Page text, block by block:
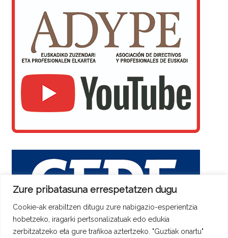
Zure pribatasuna errespetatzen dugu
Cookie-ak erabiltzen ditugu zure nabigazio-esperientzia
hobetzeko, iragarki pertsonalizatuak edo edukia
zerbitzatzeko eta gure trafikoa aztertzeko. "Guztiak onartu"